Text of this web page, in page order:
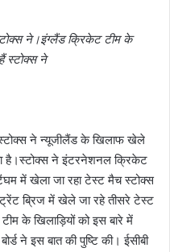
ने।इंग्लैंड क्रिकेट टीम के
स्टोक्स ने
ने न्यूजीलैंड के खिलाफ खेले
है।स्टोक्स ने इंटरनेशनल क्रिकेट
में खेला जा रहा टेस्ट मैच स्टोक्स
ब्रिज में खेले जा रहे तीसरे टेस्ट
के खिलाड़ियों को इस बारे में
ने इस बात की पुष्टि की। ईसीबी